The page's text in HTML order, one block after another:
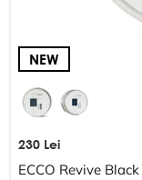
NEW
230 Lei
ECCO Revive Black